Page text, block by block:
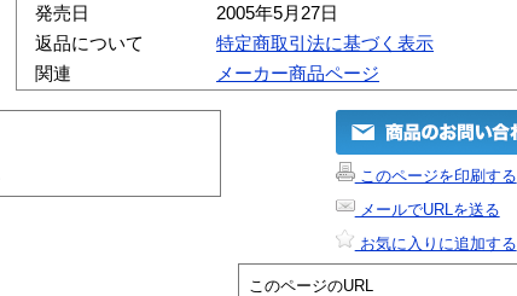
発売日
2005年5月27日
返品について
特定商取引法に基づく表示
関連
メーカー商品ページ
このページを印刷する
メールでURLを送る
お気に入りに追加する
このページのURL